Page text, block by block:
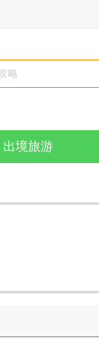
出境旅游